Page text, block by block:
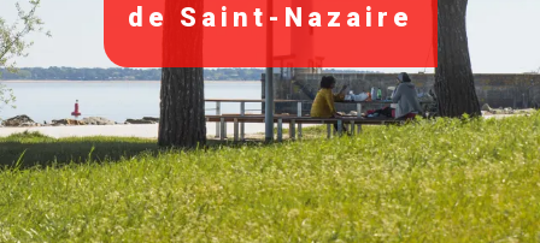
de Saint-Nazaire